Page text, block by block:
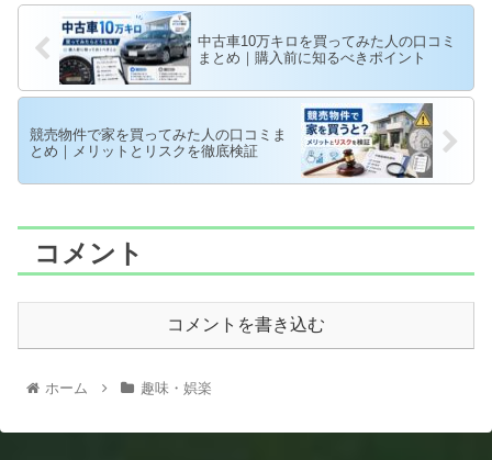
中古車10万キロを買ってみた人の口コミ
まとめ｜購入前に知るべきポイント
競売物件で家を買ってみた人の口コミま
とめ｜メリットとリスクを徹底検証
コメント
コメントを書き込む
ホーム 趣味・娯楽